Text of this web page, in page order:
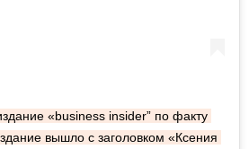
«business insider” по факту
вышло с заголовком «Ксения